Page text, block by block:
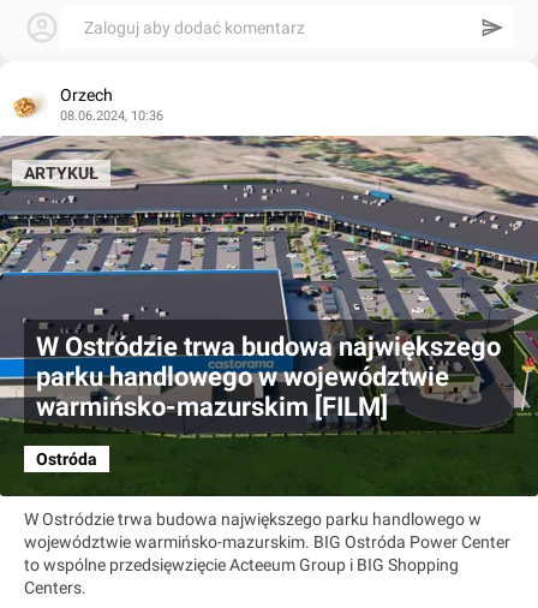
Zaloguj aby dodać komentarz
Orzech
08.06.2024, 10:36
W Ostródzie trwa budowa największego
parku handlowego w województwie
warmińsko-mazurskim [FILM]
Ostróda
ARTYKUŁ
W Ostródzie trwa budowa największego parku handlowego w
województwie warmińsko-mazurskim. BIG Ostróda Power Center
to wspólne przedsięwzięcie Acteeum Group i BIG Shopping
Centers.